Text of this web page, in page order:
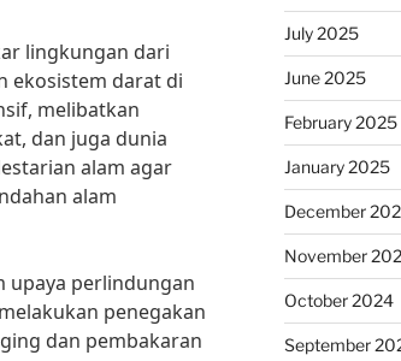
lingkungan dari
ekosistem darat di
melibatkan
dan juga dunia
alam agar
alam
upaya perlindungan
penegakan
dan pembakaran
July 2025
June 2025
February 2025
January 2025
December
November
October 2024
September